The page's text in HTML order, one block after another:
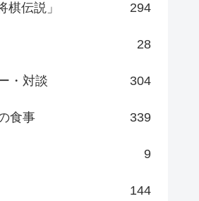
棋伝説」 294
28
・対談 304
食事 339
9
144